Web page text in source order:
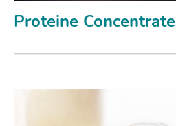
Proteine Concentrate